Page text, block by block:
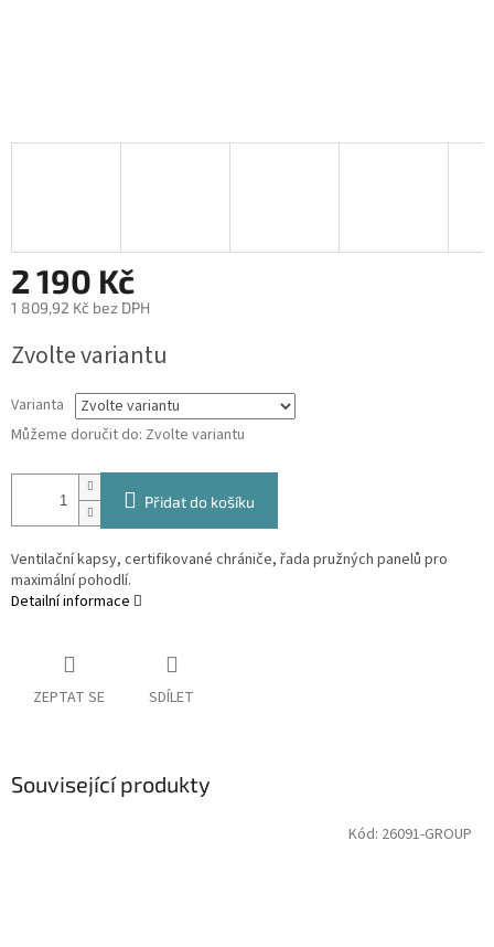
2 190 Kč
1 809,92 Kč bez DPH
cena:
Zvolte variantu
Varianta
Můžeme doručit do: Zvolte variantu
Přidat do košíku
Ventilační kapsy, certifikované chrániče, řada pružných panelů pro
maximální pohodlí.
Detailní informace
ZEPTAT SE SDÍLET
Související produkty
Kód: 26091-GROUP